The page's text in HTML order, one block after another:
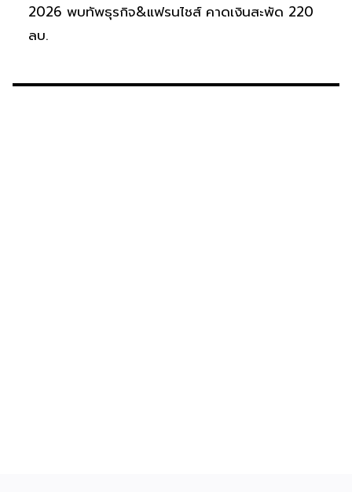
2026 พบทัพธุรกิจ&แฟรนไชส์ คาดเงินสะพัด 220
ลบ.